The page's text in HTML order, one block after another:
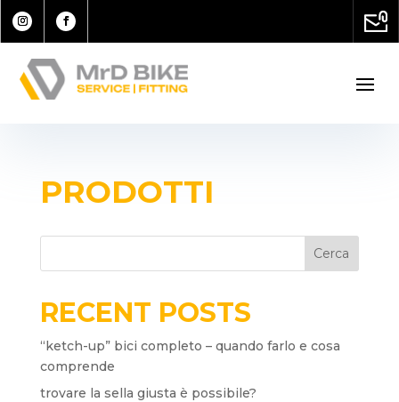
PRODOTTI
Cerca
RECENT POSTS
“ketch-up” bici completo – quando farlo e cosa
comprende
trovare la sella giusta è possibile?